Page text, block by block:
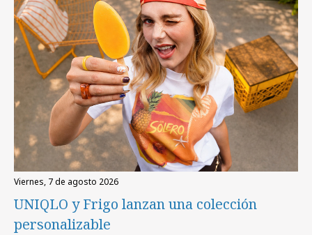
viernes, 7 de agosto 2026
UNIQLO y Frigo lanzan una colección
personalizable